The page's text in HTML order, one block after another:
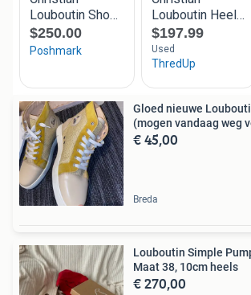
Gloed nieuwe
(mogen vandaag weg
€ 45,00
Breda
Louboutin Simple
Maat 38, 10cm heels
€ 270,00